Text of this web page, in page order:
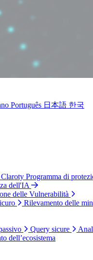
Português 日本語 한국
Claroty Programma di
dell'IA
delle Vulnerabilità
Rilevamento delle
Query sicure
dell’ecosistema